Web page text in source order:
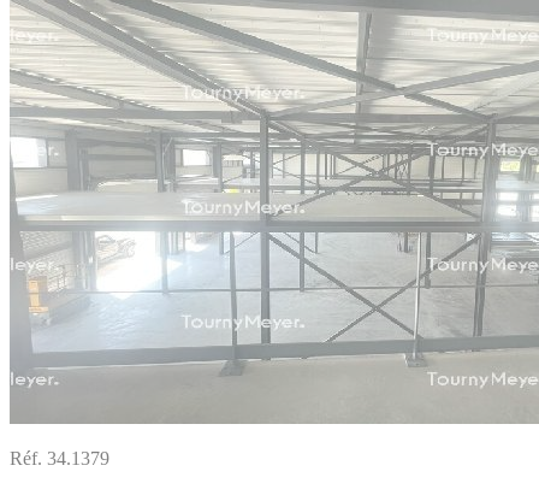
Réf. 34.1379